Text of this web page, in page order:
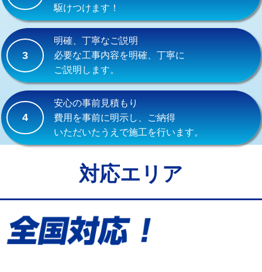
交換・取付（その他部品）
持込商品取付（単水栓）
持込商品取付（混合水栓） 16,500円
持込商品取付（浄水器・分岐水栓） 16,500円
給水管工事※（ホール加工)
給水管工事※（バンド止め) 3,300円
給水管工事※（保温材使用（バンド止
5,500円
給水管工事※（土の掘削・埋め戻し作
業)
駆けつけます！
3
明確、丁寧なご説明
必要な工事内容を明確、丁寧に
ご説明します。
4
安心の事前見積もり
費用を事前に明示し、ご納得
いただいたうえで施工を行います。
対応エリア